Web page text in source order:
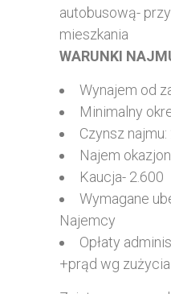
autobusową-
mieszkania
WARUNKI
Wynajem od
Minimalny
Czynsz
Najem
Kaucja- 2.600
Wymagane
Najemcy
Opłaty
+prąd wg zużycia